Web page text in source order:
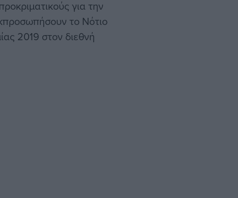
για την
το Νότιο
2019 στον διεθνή